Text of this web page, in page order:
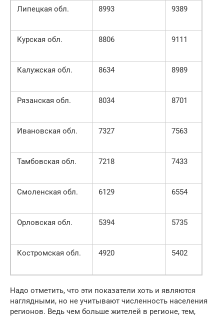
Липецкая обл. 8993 9389
Курская обл. 8806 9111
Калужская обл. 8634 8989
Рязанская обл. 8034 8701
Ивановская обл. 7327 7563
Тамбовская обл. 7218 7433
Смоленская обл. 6129 6554
Орловская обл. 5394 5735
Костромская обл. 4920 5402
Надо отметить, что эти показатели хоть и являются
наглядными, но не учитывают численность населения
регионов. Ведь чем больше жителей в регионе, тем,